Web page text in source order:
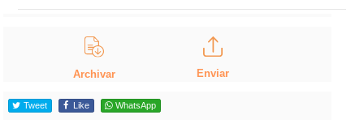
Archivar Enviar
Tweet Like WhatsApp